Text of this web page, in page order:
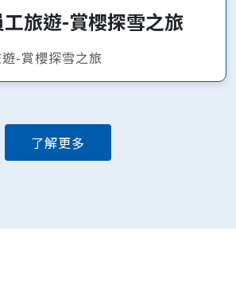
旅遊-賞櫻探雪之旅
-賞櫻探雪之旅
了解更多